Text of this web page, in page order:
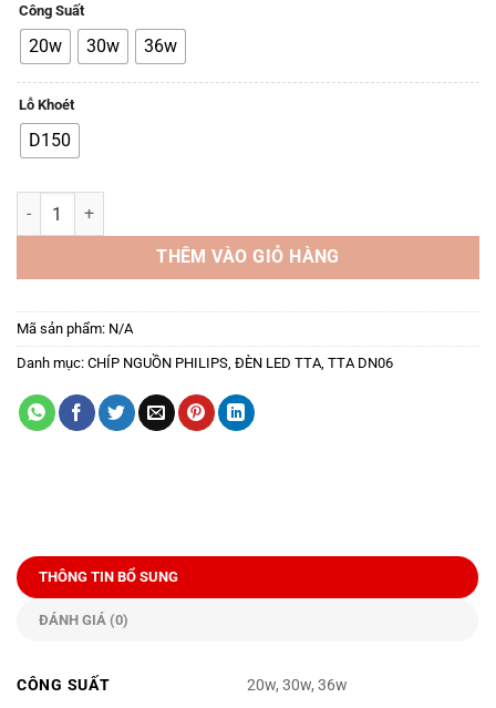
Công Suất
20w 30w 36w
Lỗ Khoét
D150
Đèn LED TTA DN06 Cao Cấp - 20W/30W/36W, D150 số lượng
THÊM VÀO GIỎ HÀNG
Mã sản phẩm: N/A
Danh mục: CHÍP NGUỒN PHILIPS, ĐÈN LED TTA, TTA DN06
THÔNG TIN BỔ SUNG
ĐÁNH GIÁ (0)
CÔNG SUẤT 20w, 30w, 36w